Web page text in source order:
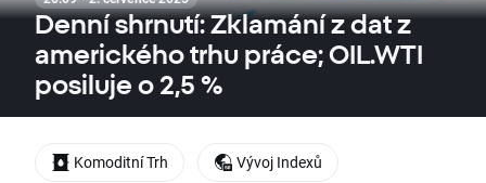
Denní shrnutí: Zklamání z dat z
amerického trhu práce; OIL.WTI
posiluje o 2,5 %
Komoditní Trh Vývoj Indexů